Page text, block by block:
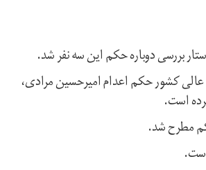
بررسی دوباره حکم این سه نفر شد.
که دیوان عالی کشور حکم اعدام امیرحسین مرادی،
مطرح شد.